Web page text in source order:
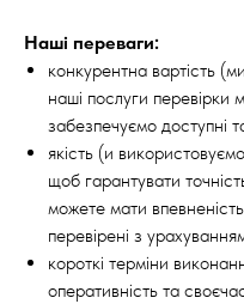
Наші переваги:
конкурентна вартість
наші послуги перевірки
забезпечуємо доступні
якість (и
щоб гарантувати
можете мати
перевірені з
короткі терміни
оперативність та